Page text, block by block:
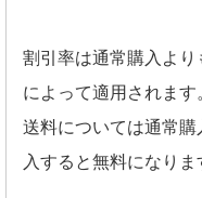
割引率は通常購入よ
によって適用されます
送料については通常
入すると無料になりま